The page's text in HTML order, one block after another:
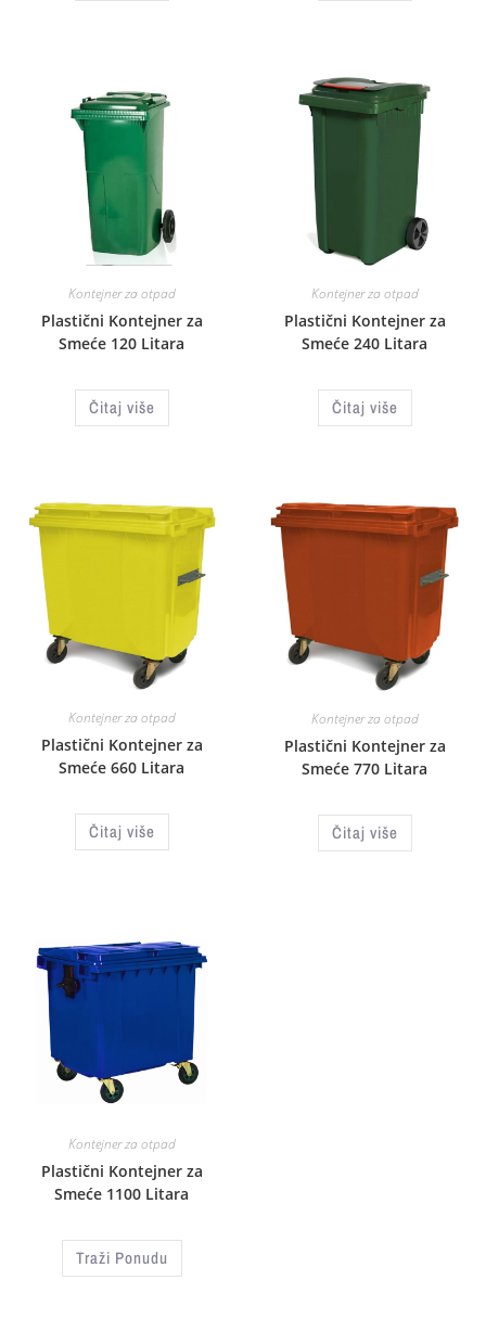
Kontejner za otpad
Plastični Kontejner za
Smeće 120 Litara
Čitaj više
Kontejner za otpad
Plastični Kontejner za
Smeće 240 Litara
Čitaj više
Kontejner za otpad
Plastični Kontejner za
Smeće 660 Litara
Čitaj više
Kontejner za otpad
Plastični Kontejner za
Smeće 770 Litara
Čitaj više
Kontejner za otpad
Plastični Kontejner za
Smeće 1100 Litara
Traži Ponudu